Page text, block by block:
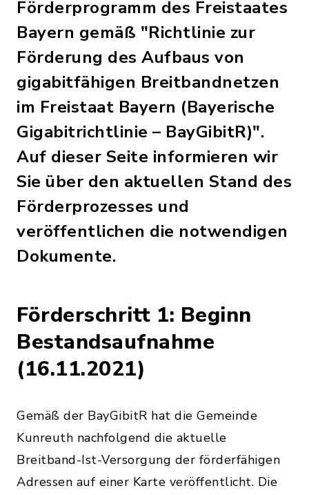
Förderprogramm des Freistaates
Bayern gemäß "Richtlinie zur
Förderung des Aufbaus von
gigabitfähigen Breitbandnetzen
im Freistaat Bayern (Bayerische
Gigabitrichtlinie – BayGibitR)".
Auf dieser Seite informieren wir
Sie über den aktuellen Stand des
Förderprozesses und
veröffentlichen die notwendigen
Dokumente.
Förderschritt 1: Beginn
Bestandsaufnahme
(16.11.2021)
Gemäß der BayGibitR hat die Gemeinde
Kunreuth nachfolgend die aktuelle
Breitband-Ist-Versorgung der förderfähigen
Adressen auf einer Karte veröffentlicht. Die